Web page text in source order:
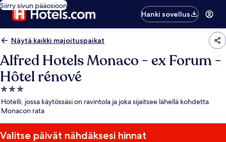
Siirry sivun pääosioon
Hanki sovellus
Näytä kaikki majoituspaikat
Alfred Hotels Monaco - ex Forum -
Hôtel rénové
3.0
tähden
majoituspaikka
Hotelli, jossa käytössäsi on ravintola ja joka sijaitsee lähellä kohdetta
Monacon rata
Valitse päivät nähdäksesi hinnat